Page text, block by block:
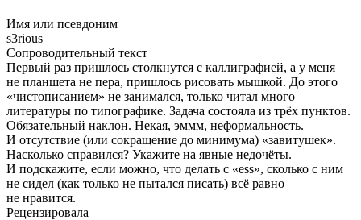
Имя или псевдоним
s3rious
Сопроводительный текст
Первый раз пришлось столкнутся с каллиграфией, а у меня
не планшета не пера, пришлось рисовать мышкой. До этого
«чистописанием» не занимался, только читал много
литературы по типографике. Задача состояла из трёх пунктов.
Обязательный наклон. Некая, эммм, неформальность.
И отсутствие (или сокращение до минимума) «завитушек».
Насколько справился? Укажите на явные недочёты.
И подскажите, если можно, что делать с «ess», сколько с ним
не сидел (как только не пытался писать) всё равно
не нравится.
Рецензировала